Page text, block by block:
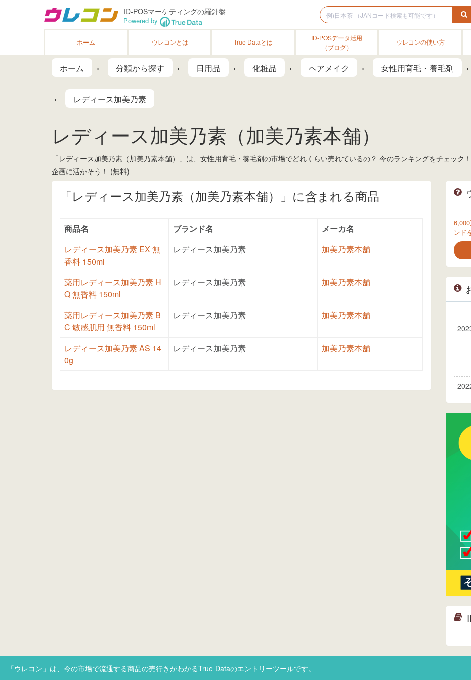
ID-POSマーケティングの羅針盤
Powered by
ホーム ウレコンとは True Dataとは
ID-POSデータ活用
（ブログ）
ウレコンの使い方
ホーム 分類から探す 日用品 化粧品 ヘアメイク 女性用育毛・養毛剤
レディース加美乃素
レディース加美乃素（加美乃素本舗）
「レディース加美乃素（加美乃素本舗）」は、女性用育毛・養毛剤の市場でどれくらい売れているの？ 今のランキングをチェック
企画に活かそう！ (無料)
「レディース加美乃素（加美乃素本舗）」に含まれる商品
商品名 ブランド名
メーカ名
レディース加美乃素 EX 無
香料 150ml
レディース加美乃素 加美乃素本舗
薬用レディース加美乃素 H
Q 無香料 150ml
レディース加美乃素 加美乃素本舗
薬用レディース加美乃素 B
C 敏感肌用 無香料 150ml
レディース加美乃素 加美乃素本舗
レディース加美乃素 AS 14
0g
レディース加美乃素 加美乃素本舗
ンド
「ウレコン」は、今の市場で流通する商品の売行きがわかるTrue Dataのエントリーツールです。